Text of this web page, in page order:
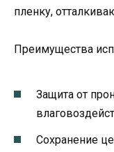
пленку,
Преимущества
Защита от
Сохранение